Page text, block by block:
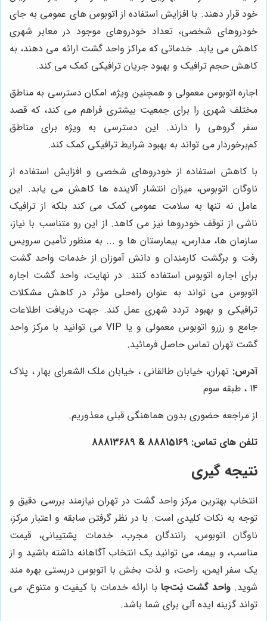
خود قرار دهند. با افزایش استفاده از اتوبوس های عمومی به جای
خودروهای شخصی، تعداد خودروهای موجود در معابر شهری
کاهش می یابد. خدماتی که مراکز واحد گشت ارائه می دهند، به
کاهش حجم ترافیک و بهبود جریان ترافیکی کمک می کند.
اجاره اتوبوس معمولی و همچنین ویژه، امکان دسترسی به مناطق
مختلف شهری را برای جمعیت بیشتری فراهم می کند، که قصد
سفر گروهی را دارند. این دسترسی به ویژه برای مناطق
کم‌برخوردار می تواند به بهبود شرایط ترافیکی کمک کند.
با کاهش استفاده از خودروهای شخصی و افزایش استفاده از
ناوگان اتوبوس، میزان انتشار آلاینده ها کاهش می یابد. این
عامل نه تنها به سلامت عمومی کمک می کند بلکه از ترافیک
ناشی از توقف خودروها نیز می کاهد. از این رو متناسب با نیاز،
سازمان ها، مدارس، بیمارستان ها و ... به منظور تأمین سرویس
رفت و برگشت کارمندان و دانش آموزان از خدمات واحد گشت
برای اجاره اتوبوس استفاده کنند. در نهایت، واحد گشت اجاره
اتوبوس می تواند به عنوان راه‌حلی مؤثر در کاهش مشکلات
ترافیکی و بهبود تردد شهری عمل کند. جهت دریافت اطلاعات
جامع و رزرو اتوبوس معمولی و یا VIP می توانید با مرکز واحد
گشت تهران تماس حاصل فرمائید.
آدرس: تهران، خیابان طالقانی ، خیابان ملک الشعرای بهار ، پلاک
14 ، طبقه سوم
از مراجعه حضوری بدون هماهنگی قبلی معذوریم.
تلفن های تماس: 88815169
&
88813689
نتیجه گیری
انتخاب بهترین مرکز واحد گشت در تهران نیازمند بررسی دقیق و
توجه به نکات کلیدی است. با در نظر گرفتن سابقه و اعتبار مرکز،
ناوگان اتوبوس، رانندگان مجرب، خدمات پشتیبانی، قیمت
مناسب، و بیمه، می توانید یک انتخاب آگاهانه داشته باشید و از
یک سفر ایمن، راحت، و لذت بخش با اتوبوس دربستی بهره مند
شوید. واحد گشت نِت‌جا با ارائه خدمات با کیفیت و متنوع، می
تواند گزینه ایده آلی برای شما باشد.